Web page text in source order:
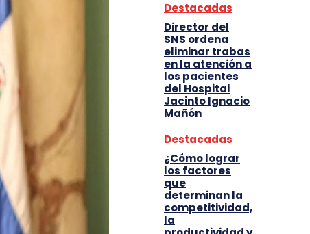
Destacadas
Director del
SNS ordena
eliminar trabas
en la atención a
los pacientes
del Hospital
Jacinto Ignacio
Mañón
Destacadas
¿Cómo lograr
los factores
que
determinan la
competitividad,
la